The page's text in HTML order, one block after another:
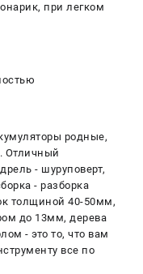
при легком
родные,
Отличный
- шуруповерт,
- разборка
толщиной 40-50мм,
до 13мм, дерева
- это то, что вам
все по